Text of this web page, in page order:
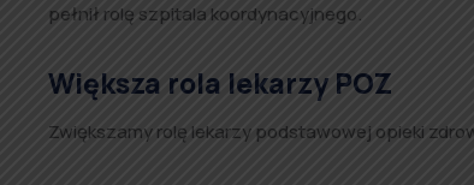
pełnił rolę szpitala koordynacyjnego.
Większa rola lekarzy POZ
Zwiększamy rolę lekarzy podstawowej opieki